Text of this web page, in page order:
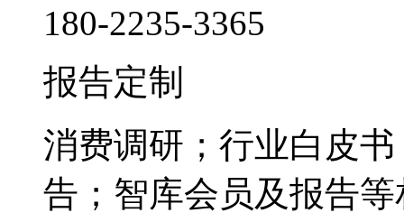
180-2235-3365
报告定制
消费调研；行业白皮
告；智库会员及报告